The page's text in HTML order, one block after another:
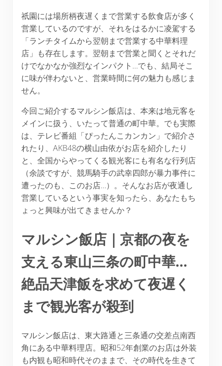
祇園には場所柄夜遅くまで営業する飲食店が多く
営業しているのですが、それをはるかに凌駕する
「ランチタイムから翌朝まで営業する中華料理
店」も存在します。翌朝まで営業と聞くとそれだ
けでなかなか強烈なインパクト…でも、結局そこ
に味が伴わないと、営業時間に何の魅力も感じま
せん。
今回ご紹介するマルシン飯店は、本来は地元客を
メインに扱う、いたって普通の町中華。でも実際
は、テレビ番組「ぴったんこカンカン」で紹介さ
れたり、AKB48の横山由依がお店を紹介したり
と、全国からやってくる観光客にも有名な行列店
（余談ですが、競馬騎手の武幸四郎が暴力事件に
遭ったのも、このお店…）。そんなお店が夜通し
営業しているという事実を知ったら、あなたもち
ょっと興味が出てきませんか？
マルシン飯店｜京都の夜を
支える東山三条の町中華…
絶品天津飯を求めて夜遅く
まで観光客が殺到
マルシン飯店は、東大路通と三条通の交差点南西
角にある中華料理店。昭和52年創業のお店は外装
も内観も昭和時代そのままで、その時代を生きて